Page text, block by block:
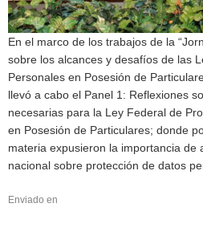
En el marco de los trabajos de la
sobre los alcances y desafíos de las
Personales en Posesión de
llevó a cabo el Panel 1: Reflexiones
necesarias para la Ley Federal de
en Posesión de Particulares; donde
materia expusieron la importancia de
nacional sobre protección de datos
Enviado en